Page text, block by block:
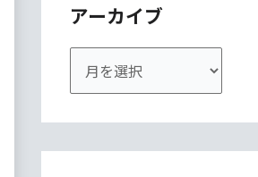
アーカイブ
ー
カ
イ